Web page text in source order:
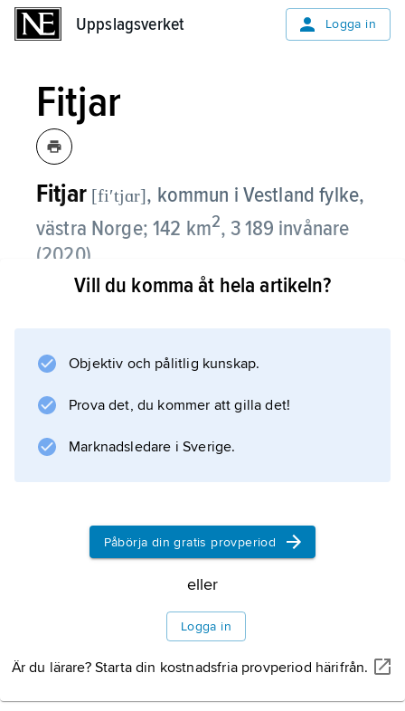
Uppslagsverket Logga in
Fitjar
Fitjar [fiʹtjɑr], kommun i Vestland fylke,
västra Norge; 142 km2, 3 189 invånare
(2020).
Fitjar, som ligger söder om Bergen, omfattar
boskapsuppfödning och fiske har stor
betydelse för sysselsättningen i Fitjar, som
också har mindre industrier. Centralort är
Fitjar (1 709 invånare).
Information om artikeln
Vill du komma åt hela artikeln?
Objektiv och pålitlig kunskap.
Prova det, du kommer att gilla det!
Marknadsledare i Sverige.
Påbörja din gratis provperiod
eller
Logga in
Är du lärare? Starta din kostnadsfria provperiod härifrån.